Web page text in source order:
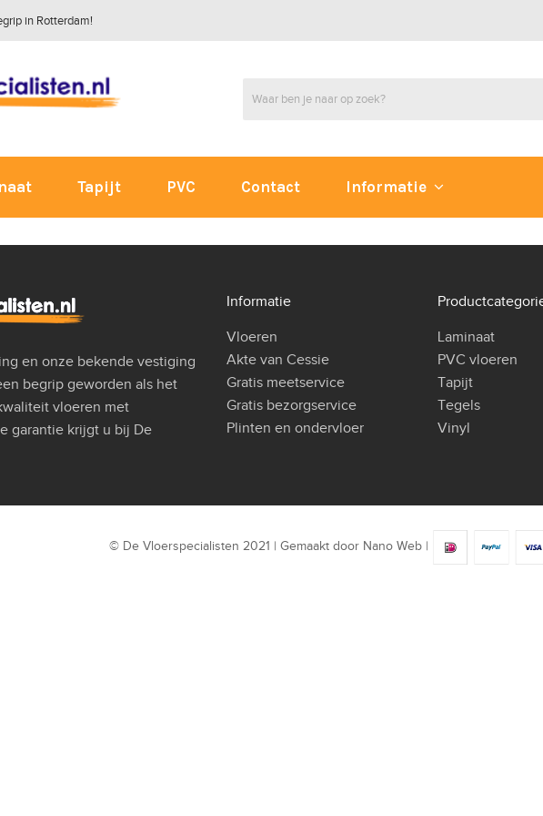
in Rotterdam!
Tapijt PVC Contact Informatie
en onze bekende vestiging
begrip geworden als het
vloeren met
garantie krijgt u bij De
Informatie
Vloeren
Akte van Cessie
Gratis meetservice
Gratis bezorgservice
Plinten en ondervloer
Laminaat
PVC vloeren
Tapijt
Tegels
Vinyl
© De Vloerspecialisten 2021 | Gemaakt door Nano Web|